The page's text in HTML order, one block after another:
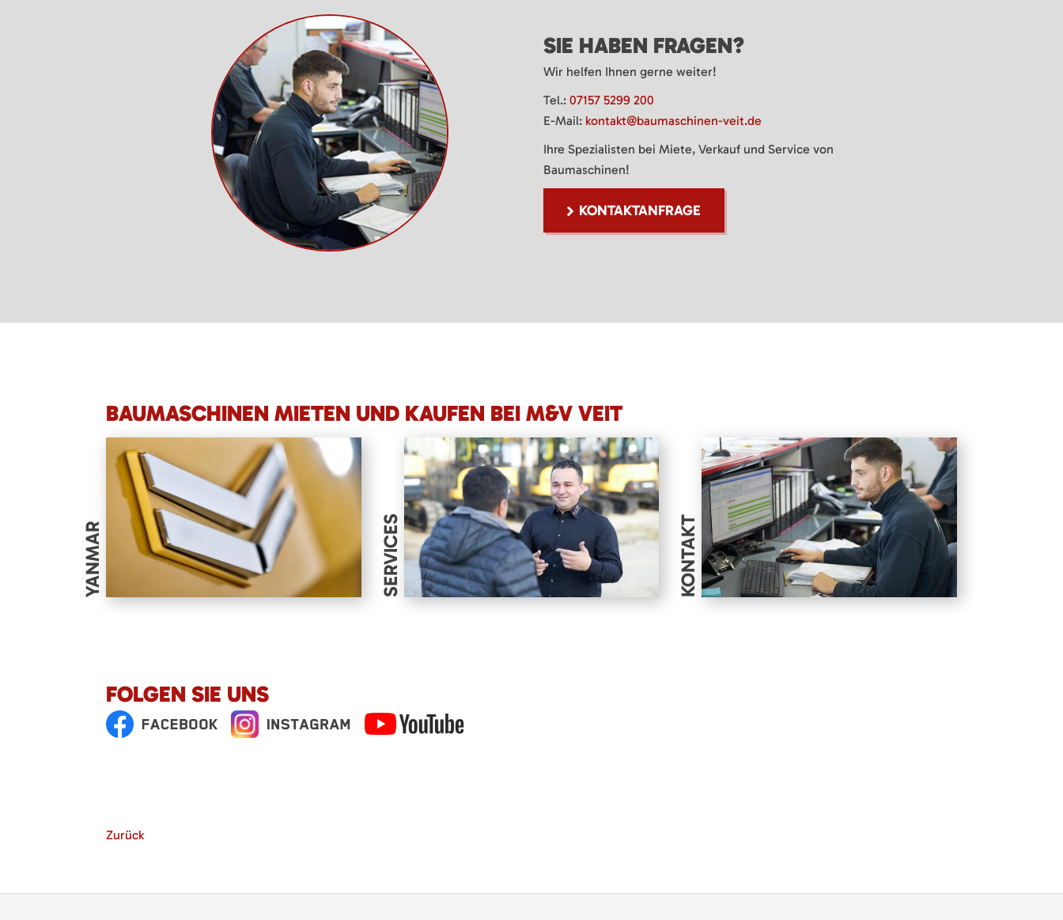
SIE HABEN FRAGEN?
Wir helfen Ihnen gerne weiter!
Tel.: 07157 5299 200
E-Mail: kontakt@baumaschinen-veit.de
Ihre Spezialisten bei Miete, Verkauf und Service von
Baumaschinen!
KONTAKTANFRAGE
BAUMASCHINEN MIETEN UND KAUFEN BEI M&V VEIT
YANMAR SERVICES KONTAKT
FOLGEN SIE UNS
Zurück